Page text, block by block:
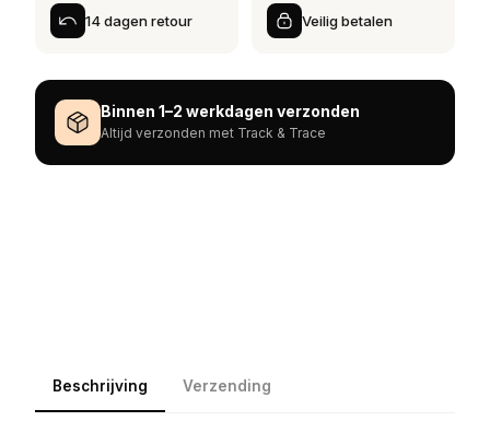
14 dagen retour Veilig betalen
Binnen 1–2 werkdagen verzonden
Altijd verzonden met Track & Trace
Beschrijving Verzending